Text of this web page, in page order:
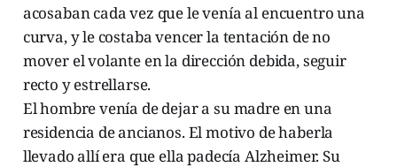
acosaban cada vez que le venía al encuentro una
curva, y le costaba vencer la tentación de no
mover el volante en la dirección debida, seguir
recto y estrellarse.
El hombre venía de dejar a su madre en una
residencia de ancianos. El motivo de haberla
llevado allí era que ella padecía Alzheimer. Su